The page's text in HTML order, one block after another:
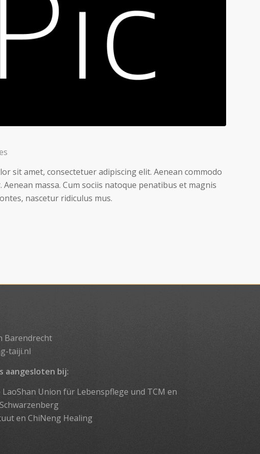
sit amet, consectetuer adipiscing elit. Aenean commodo
massa. Cum sociis natoque penatibus et magnis
nascetur ridiculus mus.
Barendrecht
taiji.nl
aangesloten bij:
Union für Lebenspflege und TCM en
enChiNeng Healing